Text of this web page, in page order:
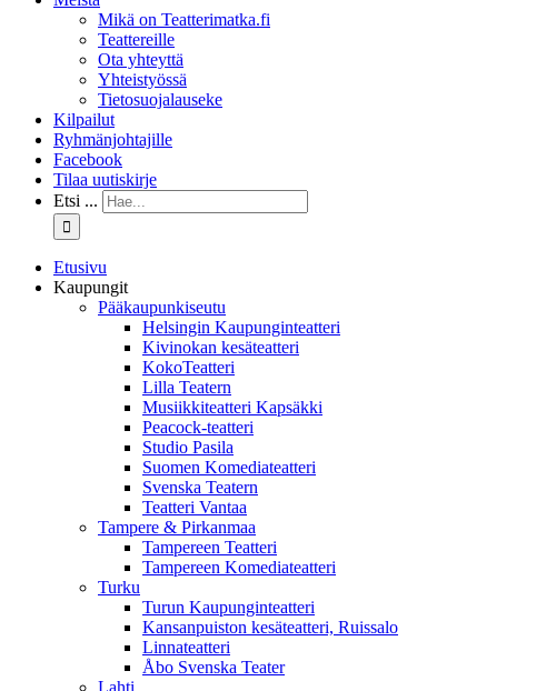
Mikä on Teatterimatka.fi
Teattereille
Ota yhteyttä
Yhteistyössä
Tietosuojalauseke
Kilpailut
Ryhmänjohtajille
Facebook
Tilaa uutiskirje
Etsi ...
Etusivu
Kaupungit
Pääkaupunkiseutu
Helsingin Kaupunginteatteri
Kivinokan kesäteatteri
KokoTeatteri
Lilla Teatern
Musiikkiteatteri Kapsäkki
Peacock-teatteri
Studio Pasila
Suomen Komediateatteri
Svenska Teatern
Teatteri Vantaa
Tampere & Pirkanmaa
Tampereen Teatteri
Tampereen Komediateatteri
Turku
Turun Kaupunginteatteri
Kansanpuiston kesäteatteri, Ruissalo
Linnateatteri
Åbo Svenska Teater
Lahti